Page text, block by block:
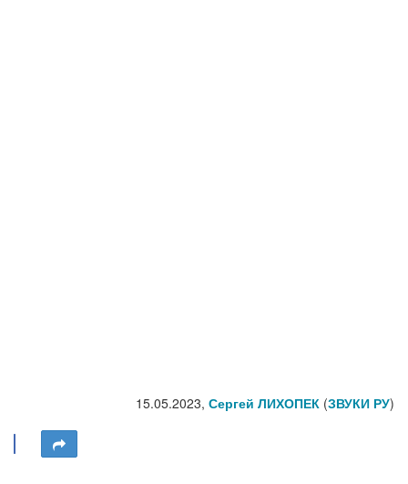
15.05.2023, Сергей ЛИХОПЕК (ЗВУКИ РУ)